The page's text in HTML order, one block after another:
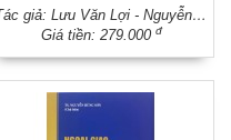
(Xuất bản lần thứ hai, có sửa
chữa)
Tác giả: Lưu Văn Lợi - Nguyễn Anh Vũ
Giá tiền: 279.000 đ